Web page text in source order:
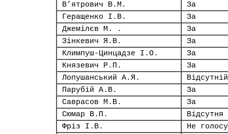
В’ятрович В.М.
За
Геращенко І.В.
За
Джемілєв М. .
За
Зінкевич Я.В.
За
Климпуш-Цинцадзе І.О.
За
Князевич Р.П.
За
Лопушанський А.Я.
Відсутній
Парубій А.В.
За
Саврасов М.В.
За
Сюмар В.П.
Відсутня
Фріз І.В.
Не